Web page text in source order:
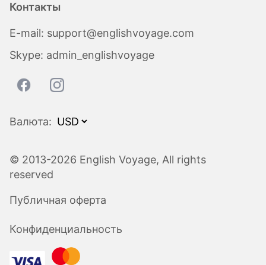
Контакты
E-mail: support@englishvoyage.com
Skype: admin_englishvoyage
Валюта:
© 2013-2026 English Voyage, All rights
reserved
Публичная оферта
Конфиденциальность